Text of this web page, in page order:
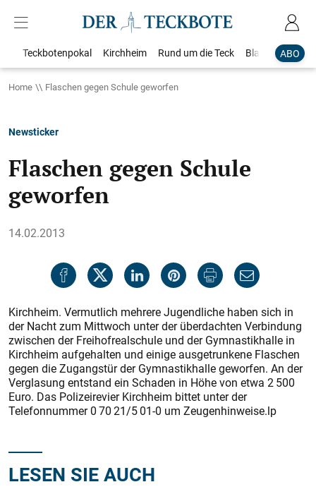
ABO
Teckbotenpokal Kirchheim Rund um die Teck Blaulicht
Home Flaschen gegen Schule geworfen
Newsticker
Flaschen gegen Schule
geworfen
14.02.2013
Kirchheim. Vermutlich mehrere Jugendliche haben sich in
der Nacht zum Mittwoch unter der überdachten Verbindung
zwischen der Freihofrealschule und der Gymnastikhalle in
Kirchheim aufgehalten und einige ausgetrunkene Flaschen
gegen die Zugangstür der Gymnastikhalle geworfen. An der
Verglasung entstand ein Schaden in Höhe von etwa 2 500
Euro. Das Polizeirevier Kirchheim bittet unter der
Telefonnummer 0 70 21/5 01-0 um Zeugenhinweise.lp
LESEN SIE AUCH